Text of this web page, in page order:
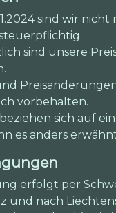
sind wir nicht
sind unsere
vorbehalten.
sich auf
es anders
erfolgt per
und nach